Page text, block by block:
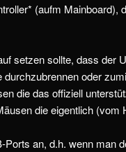
(aufm Mainboard),
setzen sollte, dass der
oder
die das offiziell
die eigentlich (vom
an, d.h. wenn man